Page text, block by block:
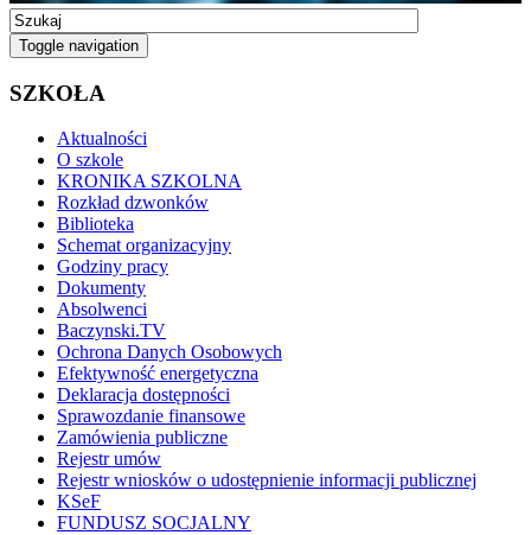
Toggle navigation
SZKOŁA
Aktualności
O szkole
KRONIKA SZKOLNA
Rozkład dzwonków
Biblioteka
Schemat organizacyjny
Godziny pracy
Dokumenty
Absolwenci
Baczynski.TV
Ochrona Danych Osobowych
Efektywność energetyczna
Deklaracja dostępności
Sprawozdanie finansowe
Zamówienia publiczne
Rejestr umów
Rejestr wniosków o udostępnienie informacji publicznej
KSeF
FUNDUSZ SOCJALNY